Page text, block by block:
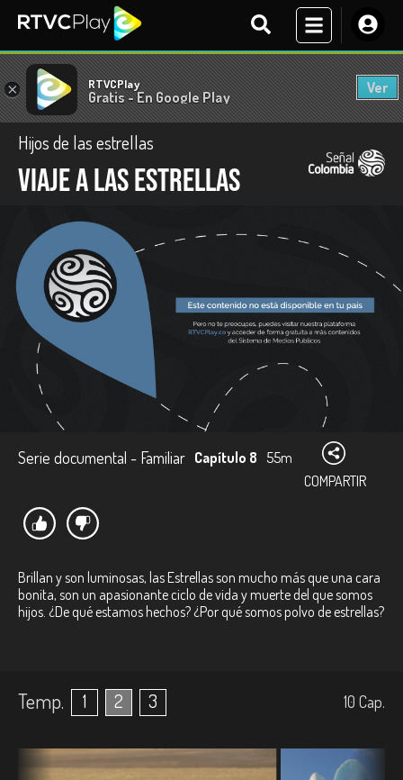
× RTVCPlay
Gratis - En Google Play
Ver
Hijos de las estrellas
Viaje a las Estrellas
Serie documental - Familiar Capítulo 8 55m
COMPARTIR
Brillan y son luminosas, las Estrellas son mucho más que una cara
bonita, son un apasionante ciclo de vida y muerte del que somos
hijos. ¿De qué estamos hechos? ¿Por qué somos polvo de estrellas?
Temp. 1 2 3 10 Cap.